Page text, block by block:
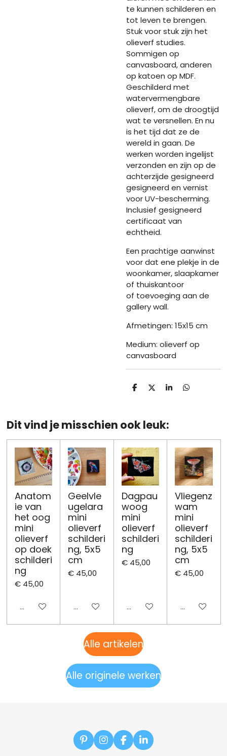
te kunnen schilderen en
tot leven te brengen.
Stuk voor stuk zijn het
olieverf studies.
Sommigen op
canvasboard, anderen
op katoen op MDF.
Geschilderd met
watervermengbare
olieverf, om de droogtijd
wat te versnellen. En nu
is het tijd dat ze de
wereld in gaan. De
werken worden ingelijst
verzonden en zijn op de
achterzijde gesigneerd
gesigneerd en vernist
voor UV-bescherming.
Inclusief gesigneerd
certificaat van
echtheid.
Een prachtige aanwinst
voor dat ene plekje in de
woonkamer, slaapkamer
of thuiskantoor
of toevoeging aan de
gallery wall.
Afmetingen: 15x15 cm
Medium: olieverf op
canvasboard
D
n
D S
e
D
Dit vind je misschien ook leuk:
Anatom
ie van
het oog
mini
olieverf
op doek
schilderi
ng
€ 45,00
Uitgeschakeld
Geelvle
ugelara
mini
olieverf
schilderi
ng, 5x5
cm
€ 45,00
Uitgeschakeld
Dagpau
woog
mini
olieverf
schilderi
ng
€ 45,00
Uitgeschakeld
Vliegenz
wam
mini
olieverf
schilderi
ng, 5x5
cm
€ 45,00
Alle artikelen
Alle originele werken
P
i
I
n
F
a
L
i